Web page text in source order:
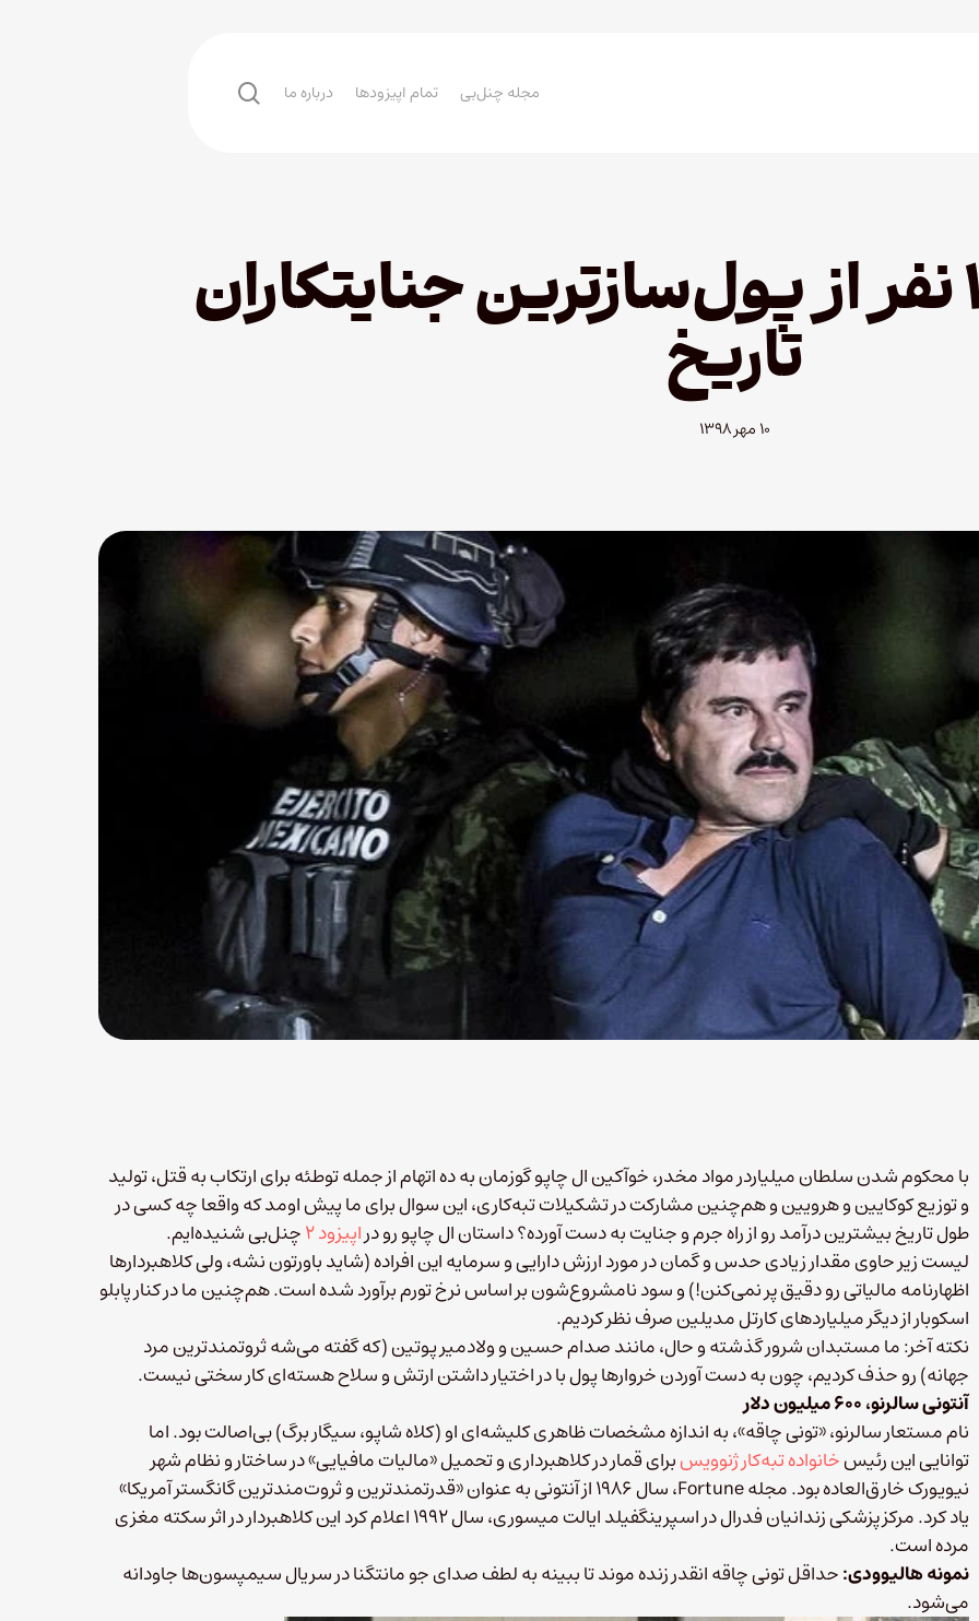
مجله چنل‌بی تمام اپیزودها درباره ما search
ال چاپو و ۱۵ نفر از پول‌سازترین جنایتکاران
تاریخ
۱۰ مهر ۱۳۹۸
با محکوم شدن سلطان میلیاردر مواد مخدر، خوآکین ال چاپو گوزمان به ده اتهام از جمله توطئه برای ارتکاب به قتل، تولید
و توزیع کوکایین و هرویین و هم‌چنین مشارکت در تشکیلات تبه‌کاری، این سوال برای ما پیش اومد که واقعا چه کسی در
طول تاریخ بیشترین درآمد رو از راه جرم و جنایت به دست آورده؟ داستان ال چاپو رو دراپیزود ۲ چنل‌بی شنیده‌ایم.
لیست زیر حاوی مقدار زیادی حدس و گمان در مورد ارزش دارایی و سرمایه این افراده (شاید باورتون نشه، ولی کلاهبردارها
اظهارنامه مالیاتی رو دقیق پر نمی‌کنن!) و سود نامشروع‌شون بر اساس نرخ تورم برآورد شده است. هم‌چنین ما در کنار پابلو
اسکوبار از دیگر میلیاردهای کارتل مدیلین صرف نظر کردیم.
نکته آخر: ما مستبدان شرور گذشته و حال، مانند صدام حسین و ولادمیر پوتین (که گفته می‌شه ثروتمندترین مرد
جهانه) رو حذف کردیم، چون به دست آوردن خروارها پول با در اختیار داشتن ارتش و سلاح هسته‌ای کار سختی نیست.
آنتونی سالرنو، ۶۰۰ میلیون دلار
نام مستعار سالرنو، «تونی چاقه»، به اندازه مشخصات ظاهری کلیشه‌ای او (کلاه شاپو، سیگار برگ) بی‌اصالت بود. اما
توانایی این رئیسخانواده تبه‌کار ژنوویسبرای قمار در کلاهبرداری و تحمیل «مالیات مافیایی» در ساختار و نظام شهر
نیویورک خارق‌العاده بود. مجله Fortune، سال ۱۹۸۶ از آنتونی به عنوان «قدرتمندترین و ثروت‌مندترین گانگستر آمریکا»
یاد کرد. مرکز پزشکی زندانیان فدرال در اسپرینگفیلد ایالت میسوری، سال ۱۹۹۲ اعلام کرد این کلاهبردار در اثر سکته مغزی
مرده است.
نمونه هالیوودی:حداقل تونی چاقه انقدر زنده موند تا ببینه به لطف صدای جو مانتگنا در سریال سیمپسون‌ها جاودانه
می‌شود.